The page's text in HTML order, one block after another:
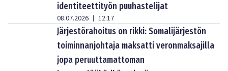
identiteettityön puuhastelijat
08.07.2026 | 12:17
Järjestörahoitus on rikki: Somalijärjestön
toiminnanjohtaja maksatti veronmaksajilla
jopa peruuttamattoman